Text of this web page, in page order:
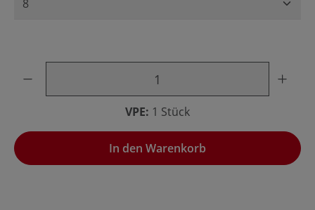
VPE: 1 Stück
In den Warenkorb